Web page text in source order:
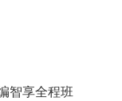
智享全程班